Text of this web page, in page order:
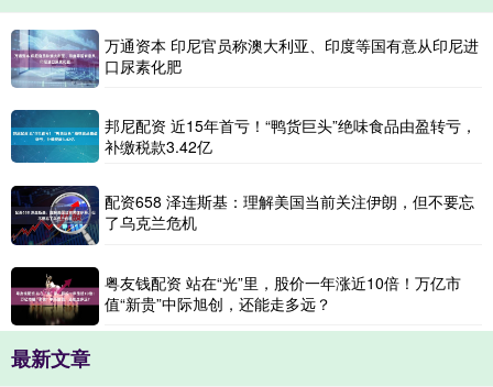
万通资本 印尼官员称澳大利亚、印度等国有意从印尼进
口尿素化肥
邦尼配资 近15年首亏！“鸭货巨头”绝味食品由盈转亏，
补缴税款3.42亿
配资658 泽连斯基：理解美国当前关注伊朗，但不要忘
了乌克兰危机
粤友钱配资 站在“光”里，股价一年涨近10倍！万亿市
值“新贵”中际旭创，还能走多远？
最新文章